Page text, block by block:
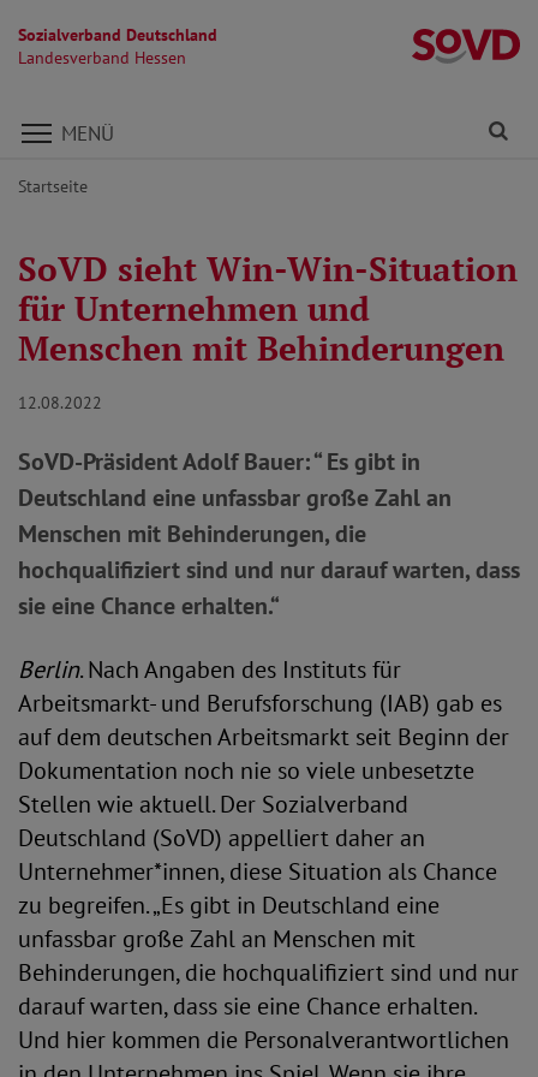
Sozialverband Deutschland
Landesverband Hessen
Direkt zu den Inhalten springen
MENÜ
Startseite
SoVD sieht Win-Win-Situation
für Unternehmen und
Menschen mit Behinderungen
12.08.2022
SoVD-Präsident Adolf Bauer: “ Es gibt in
Deutschland eine unfassbar große Zahl an
Menschen mit Behinderungen, die
hochqualifiziert sind und nur darauf warten, dass
sie eine Chance erhalten.“
Berlin. Nach Angaben des Instituts für
Arbeitsmarkt- und Berufsforschung (IAB) gab es
auf dem deutschen Arbeitsmarkt seit Beginn der
Dokumentation noch nie so viele unbesetzte
Stellen wie aktuell. Der Sozialverband
Deutschland (SoVD) appelliert daher an
Unternehmer*innen, diese Situation als Chance
zu begreifen. „Es gibt in Deutschland eine
unfassbar große Zahl an Menschen mit
Behinderungen, die hochqualifiziert sind und nur
darauf warten, dass sie eine Chance erhalten.
Und hier kommen die Personalverantwortlichen